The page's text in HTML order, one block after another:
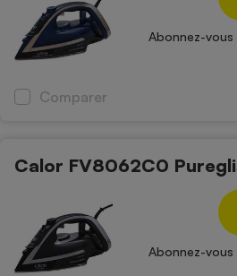
Abonnez-
Comparer
Calor FV8062C0
Abonnez-